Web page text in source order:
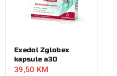
Exedol Zglobex
kapsule a30
39,50 KM